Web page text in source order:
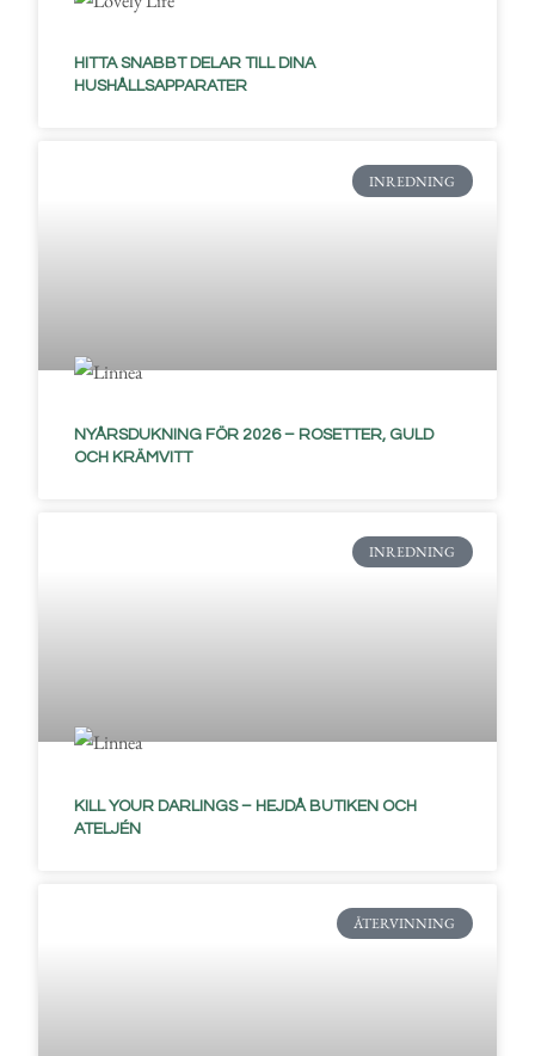
HITTA SNABBT DELAR TILL DINA
HUSHÅLLSAPPARATER
INREDNING
NYÅRSDUKNING FÖR 2026 – ROSETTER, GULD
OCH KRÄMVITT
INREDNING
KILL YOUR DARLINGS – HEJDÅ BUTIKEN OCH
ATELJÉN
ÅTERVINNING